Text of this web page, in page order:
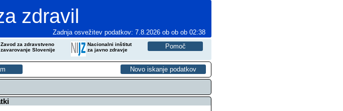
zdravil
Zadnja osvežitev podatkov: 7.8.2026 ob ob ob 02:38
Zavod za zdravstveno
zavarovanje Slovenije
Nacionalni inštitut
za javno zdravje